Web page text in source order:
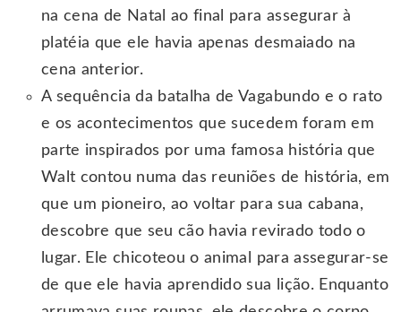
na cena de Natal ao final para assegurar à
platéia que ele havia apenas desmaiado na
cena anterior.
A sequência da batalha de Vagabundo e o rato
e os acontecimentos que sucedem foram em
parte inspirados por uma famosa história que
Walt contou numa das reuniões de história, em
que um pioneiro, ao voltar para sua cabana,
descobre que seu cão havia revirado todo o
lugar. Ele chicoteou o animal para assegurar-se
de que ele havia aprendido sua lição. Enquanto